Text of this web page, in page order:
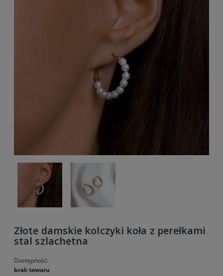
Złote damskie kolczyki koła z perełkami
stal szlachetna
Dostępność:
brak towaru